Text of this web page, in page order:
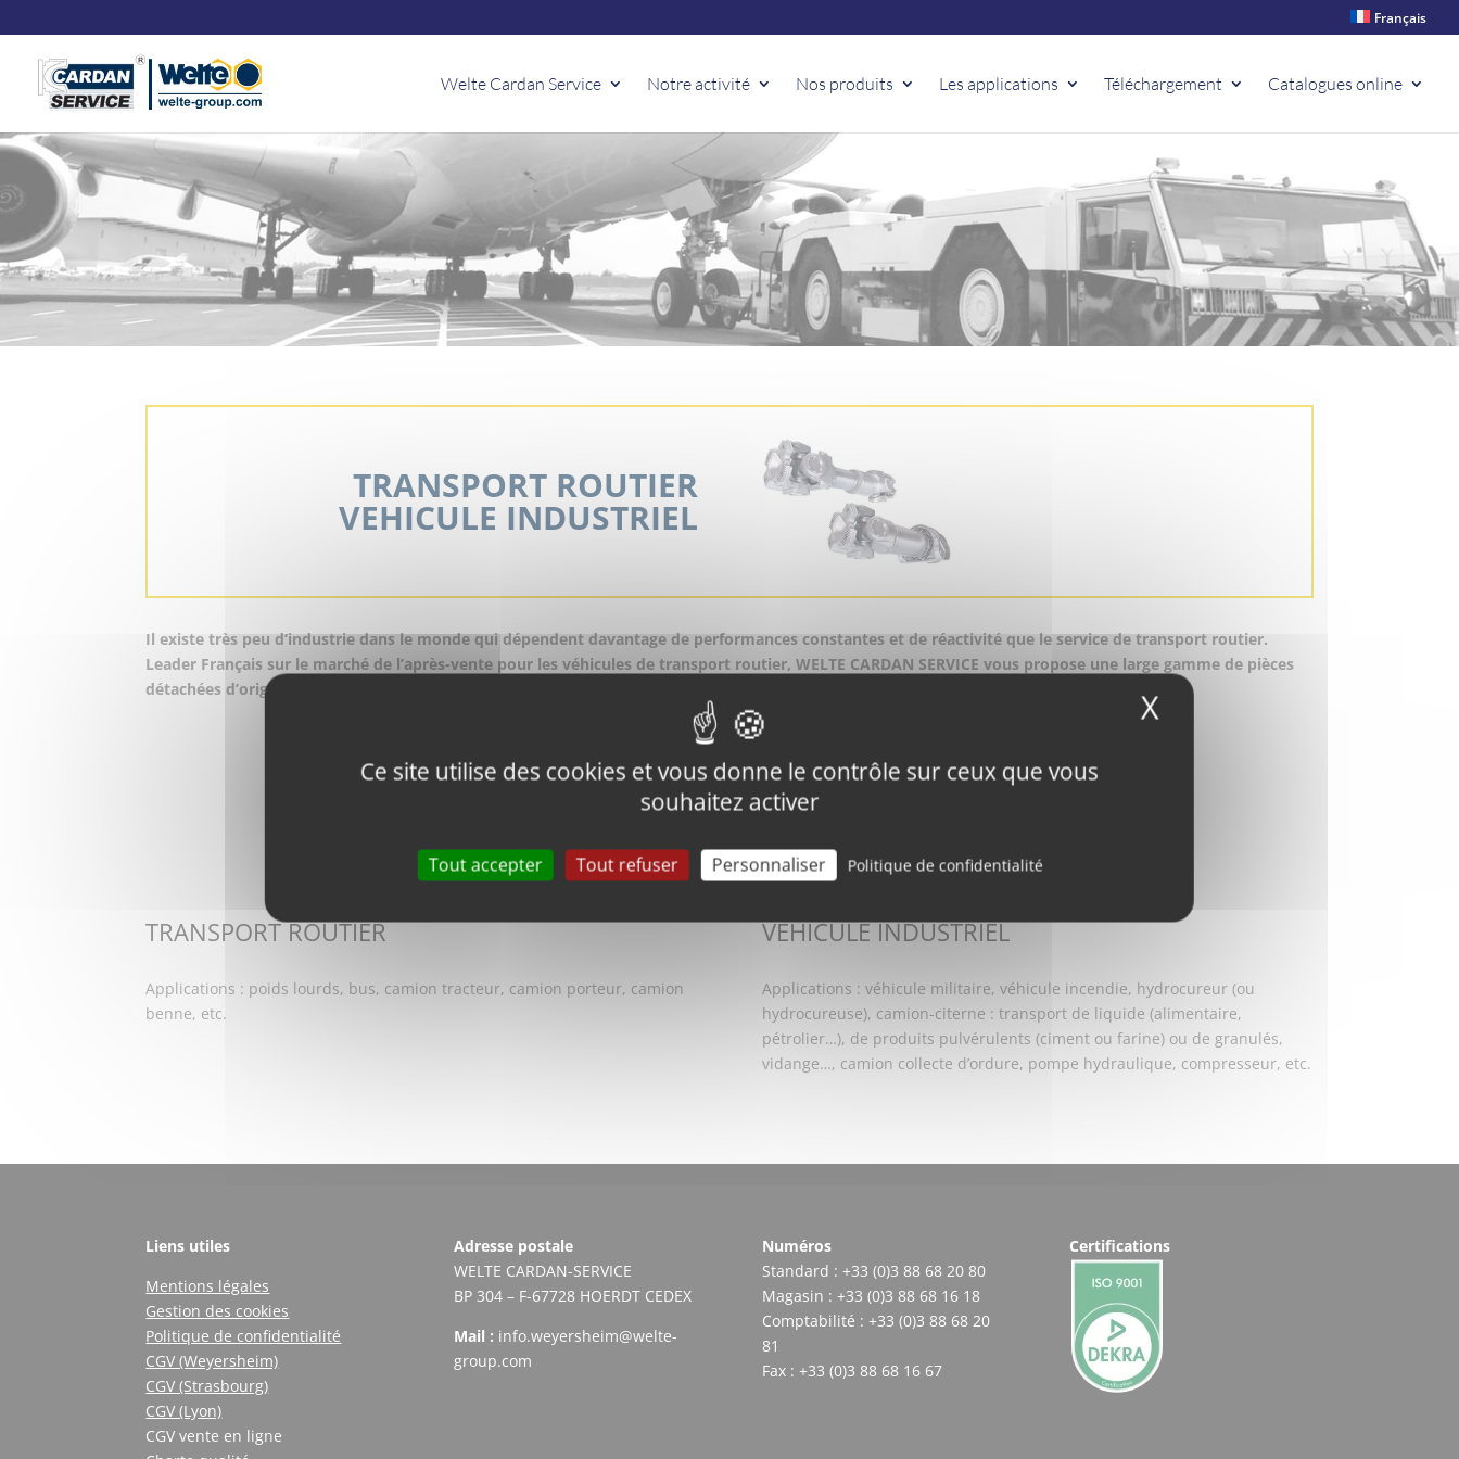
Ce site utilise des cookies et vous donne le contrôle sur ceux que vous
souhaitez activer
Tout accepter Tout refuser Personnaliser Politique de confidentialité
X Masquer le
Français
Welte Cardan Service Notre activité Nos produits Les applications Téléchargement Catalogues online
TRANSPORT ROUTIER
VEHICULE INDUSTRIEL
Il existe très peu d’industrie dans le monde qui dépendent davantage de performances constantes et de réactivité que le service de transport routier.
Leader Français sur le marché de l’après-vente pour les véhicules de transport routier, WELTE CARDAN SERVICE vous propose une large gamme de pièces
détachées d’origine OEM livrée en 24 heures, un service de réparation réactif et la fabrication de transmission à cardan neuf sur mesure.
TRANSPORT ROUTIER
Applications : poids lourds, bus, camion tracteur, camion porteur, camion
benne, etc.
VEHICULE INDUSTRIEL
Applications : véhicule militaire, véhicule incendie, hydrocureur (ou
hydrocureuse), camion-citerne : transport de liquide (alimentaire,
pétrolier…), de produits pulvérulents (ciment ou farine) ou de granulés,
vidange…, camion collecte d’ordure, pompe hydraulique, compresseur, etc.
Liens utiles
Mentions légales
Gestion des cookies
Politique de confidentialité
CGV (Weyersheim)
CGV (Strasbourg)
CGV (Lyon)
CGV vente en ligne
Adresse postale
WELTE CARDAN-SERVICE
BP 304 – F-67728 HOERDT CEDEX
Mail : info.weyersheim@welte-
group.com
Numéros
Standard : +33 (0)3 88 68 20 80
Magasin : +33 (0)3 88 68 16 18
Comptabilité : +33 (0)3 88 68 20
81
Fax : +33 (0)3 88 68 16 67
Certifications